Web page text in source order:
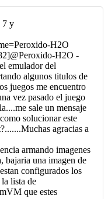
7 y
H2O
@Peroxido-H2O -
emulador del
algunos titulos de
juegos me encuentro
vez pasado el juego
sale un mensaje
solucionar este
agracias a
armando imagenes
bajaria una imagen de
configurados los
lista de
que estes